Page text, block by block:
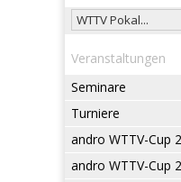
Veranstaltungen
Seminare
Turniere
andro WTTV-Cup
andro WTTV-Cup